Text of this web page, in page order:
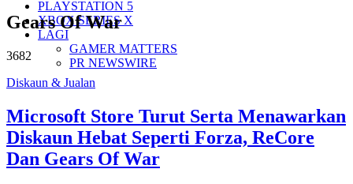
PLAYSTATION 5
XBOX SERIES X
LAGI
GAMER MATTERS
PR NEWSWIRE
Gears Of War
3682
Diskaun & Jualan
Microsoft Store Turut Serta Menawarkan
Diskaun Hebat Seperti Forza, ReCore
Dan Gears Of War